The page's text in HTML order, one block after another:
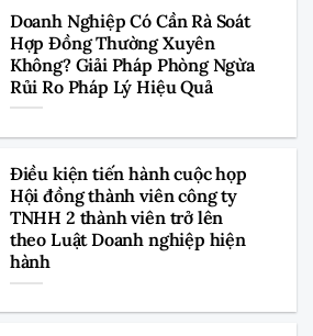
Doanh Nghiệp Có Cần Rà Soát
Hợp Đồng Thường Xuyên
Không? Giải Pháp Phòng Ngừa
Rủi Ro Pháp Lý Hiệu Quả
Điều kiện tiến hành cuộc họp
Hội đồng thành viên công ty
TNHH 2 thành viên trở lên
theo Luật Doanh nghiệp hiện
hành